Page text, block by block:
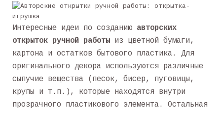
Интересные идеи по созданию авторских
открыток ручной работы из цветной бумаги,
картона и остатков бытового пластика. Для
оригинального декора используются различные
сыпучие вещества (песок, бисер, пуговицы,
крупы и т.п.), которые находятся внутри
прозрачного пластикового элемента. Остальная